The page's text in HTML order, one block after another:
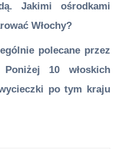
Jakimi ośrodkami
Włochy?
polecane przez
10 włoskich
po tym kraju